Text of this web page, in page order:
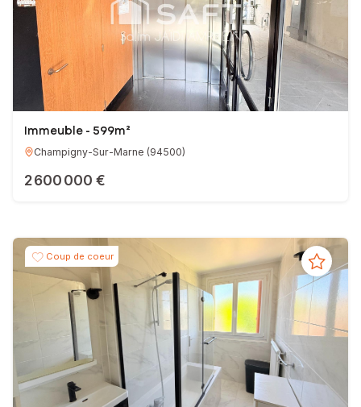
Immeuble - 599m²
Champigny-Sur-Marne (94500)
2 600 000 €
Coup de coeur